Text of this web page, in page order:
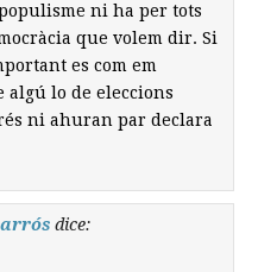
ni ha per tots
que volem dir. Si
es com em
algú lo de eleccions
ni ahuran par declara
dice: